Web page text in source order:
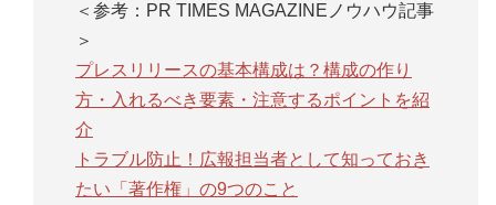
＜参考：PR TIMES MAGAZINEノウハウ記事
＞
プレスリリースの基本構成は？構成の作り
方・入れるべき要素・注意するポイントを紹
介
トラブル防止！広報担当者として知っておき
たい「著作権」の9つのこと